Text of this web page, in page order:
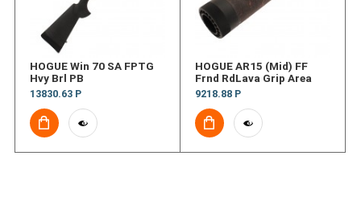
HOGUE Win 70 SA FPTG
Hvy Brl PB
13830.63 Р
HOGUE AR15 (Mid) FF
Frnd RdLava Grip Area
9218.88 Р